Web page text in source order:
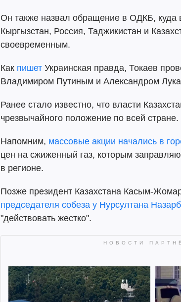
Он также назвал обращение в ОДКБ, куда
Кыргызстан, Россия, Таджикистан и
своевременным.
Как пишет Украинская правда, Токаев
Владимиром Путиным и Александром
Ранее стало известно, что власти
чрезвычайного положение по всей стране.
Напомним, массовые акции начались в
цен на сжиженный газ, которым
в регионе.
Позже президент Казахстана Касым-
председателя собеза у Нурсултана
"действовать жестко".